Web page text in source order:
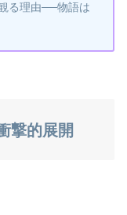
る理由──物語は
撃的展開